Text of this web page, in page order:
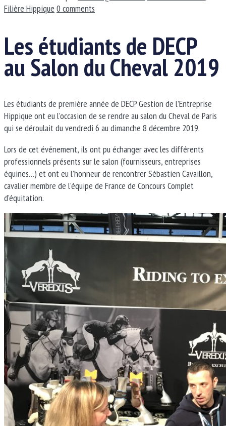
Filière Hippique 0 comments
Les étudiants de DECP
au Salon du Cheval 2019
Les étudiants de première année de DECP Gestion de l’Entreprise
Hippique ont eu l’occasion de se rendre au salon du Cheval de Paris
qui se déroulait du vendredi 6 au dimanche 8 décembre 2019.
Lors de cet événement, ils ont pu échanger avec les différents
professionnels présents sur le salon (fournisseurs, entreprises
équines…) et ont eu l’honneur de rencontrer Sébastien Cavaillon,
cavalier membre de l’équipe de France de Concours Complet
d’équitation.